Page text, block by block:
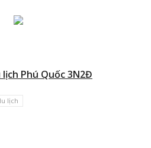
Phú Quốc 3N2Đ
lịch